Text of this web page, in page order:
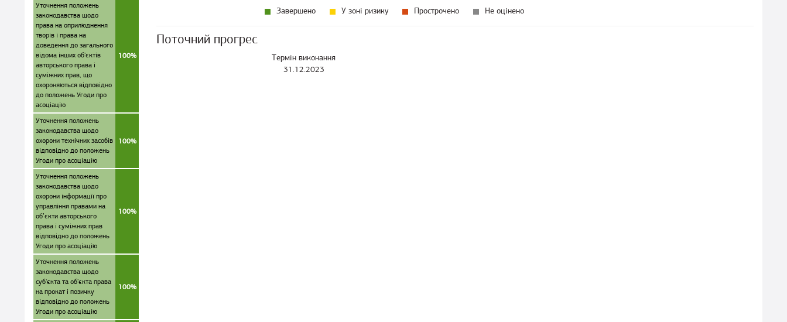
Завершено У зоні ризику Прострочено Не оцінено
Поточний прогрес
Термін виконання
31.12.2023
Уточнення положень
законодавства щодо
права на оприлюднення
творів і права на
доведення до загального
відома інших об'єктів
авторського права і
суміжних прав, що
охороняються відповідно
до положень Угоди про
асоціацію
100%
Уточнення положень
законодавства щодо
охорони технічних засобів
відповідно до положень
Угоди про асоціацію
100%
Уточнення положень
законодавства щодо
охорони інформації про
управління правами на
об’єкти авторського
права і суміжних прав
відповідно до положень
Угоди про асоціацію
100%
Уточнення положень
законодавства щодо
суб'єкта та об'єкта права
на прокат і позичку
відповідно до положень
Угоди про асоціацію
100%